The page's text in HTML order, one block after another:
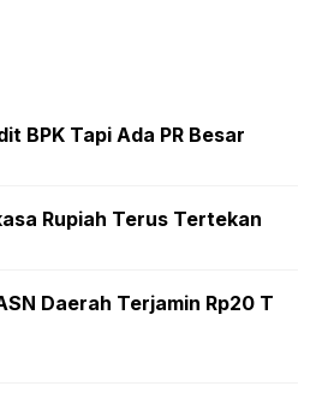
BPK Tapi Ada PR Besar
Rupiah Terus Tertekan
Daerah Terjamin Rp20 T